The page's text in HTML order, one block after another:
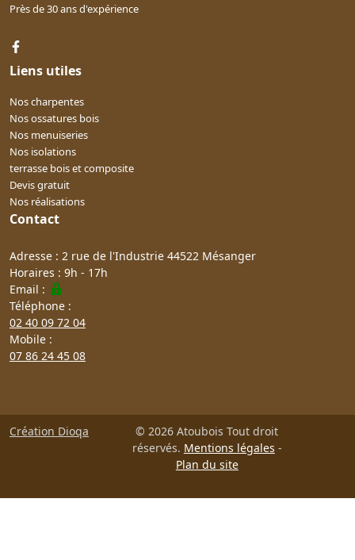
Près de 30 ans d'expérience
Liens utiles
Nos charpentes
Nos ossatures bois
Nos menuiseries
Nos isolations
terrasse bois et composite
Devis gratuit
Nos réalisations
Contact
Adresse : 2 rue de l'Industrie 44522 Mésanger
Horaires : 9h - 17h
Email :
Téléphone :
02 40 09 72 04
Mobile :
07 86 24 45 08
Création Dioqa
© 2026 Atoubois Tout droit
réservés. Mentions légales -
Plan du site